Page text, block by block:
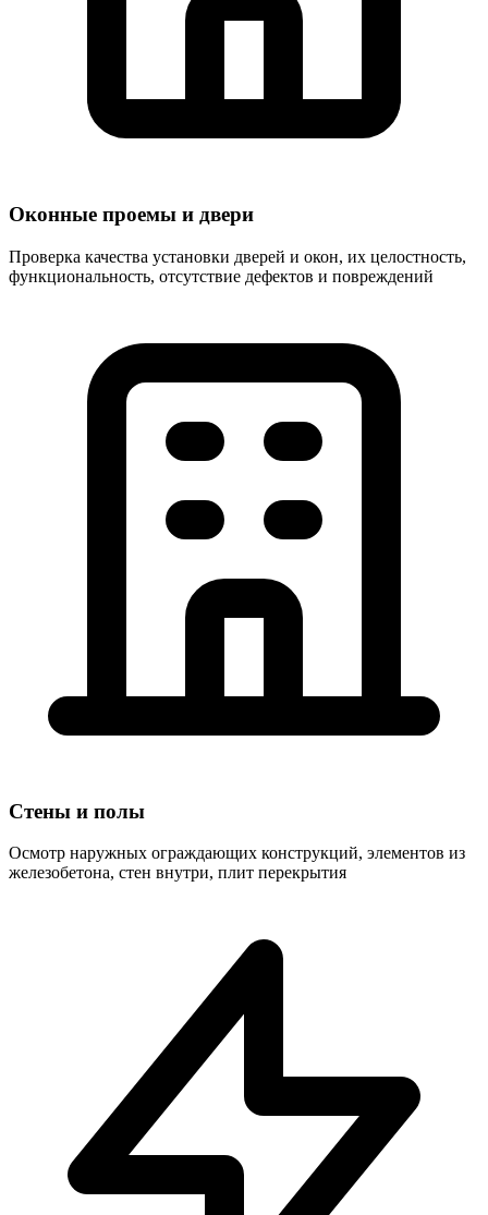
Оконные проемы и двери
Проверка качества установки дверей и окон, их целостность,
функциональность, отсутствие дефектов и повреждений
Стены и полы
Осмотр наружных ограждающих конструкций, элементов из
железобетона, стен внутри, плит перекрытия